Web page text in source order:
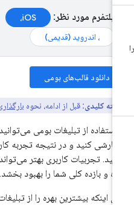
پلتفرم مورد نظر: iOS،
، اندروید (قدیمی)
دانلود قالب‌های بومی
نکته کلیدی:قبل از ادامه، نحوهبارگذاری
استفاده از تبلیغات بومی می‌توانید
کنید و در نتیجه تجربه کاربری
تجربیات کاربری بهتر می‌تواند
و بازده کلی شما را بهبود بخشد.
اینکه بیشترین بهره را از